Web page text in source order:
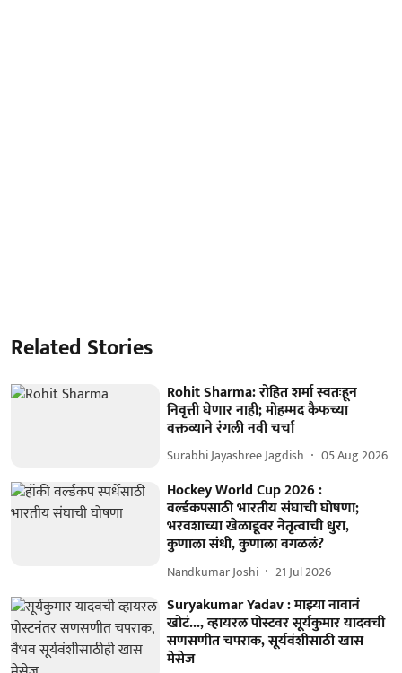
Related Stories
Rohit Sharma: रोहित शर्मा स्वतःहून
निवृत्ती घेणार नाही; मोहम्मद कैफच्या
वक्तव्याने रंगली नवी चर्चा
Surabhi Jayashree Jagdish 05 Aug 2026
Hockey World Cup 2026 :
वर्ल्डकपसाठी भारतीय संघाची घोषणा;
भरवशाच्या खेळाडूवर नेतृत्वाची धुरा,
कुणाला संधी, कुणाला वगळलं?
Nandkumar Joshi 21 Jul 2026
Suryakumar Yadav : माझ्या नावानं
खोटं..., व्हायरल पोस्टवर सूर्यकुमार यादवची
सणसणीत चपराक, सूर्यवंशीसाठी खास
मेसेज